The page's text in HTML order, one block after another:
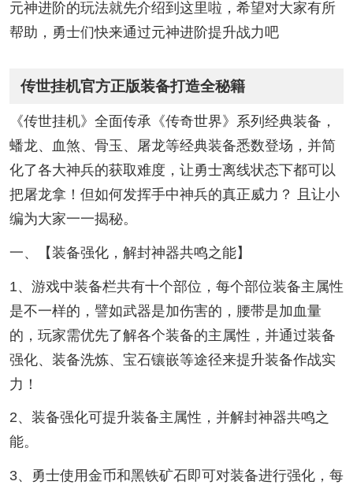
元神进阶的玩法就先介绍到这里啦，希望对大家有所
帮助，勇士们快来通过元神进阶提升战力吧
传世挂机官方正版装备打造全秘籍
《传世挂机》全面传承《传奇世界》系列经典装备，
蟠龙、血煞、骨玉、屠龙等经典装备悉数登场，并简
化了各大神兵的获取难度，让勇士离线状态下都可以
把屠龙拿！但如何发挥手中神兵的真正威力？ 且让小
编为大家一一揭秘。
一、【装备强化，解封神器共鸣之能】
1、游戏中装备栏共有十个部位，每个部位装备主属性
是不一样的，譬如武器是加伤害的，腰带是加血量
的，玩家需优先了解各个装备的主属性，并通过装备
强化、装备洗炼、宝石镶嵌等途径来提升装备作战实
力！
2、装备强化可提升装备主属性，并解封神器共鸣之
能。
3、勇士使用金币和黑铁矿石即可对装备进行强化，每